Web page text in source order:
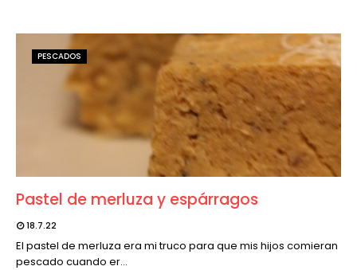
PESCADOS
Pastel de merluza y espárragos
18.7.22
El pastel de merluza era mi truco para que mis hijos comieran
pescado cuando er…